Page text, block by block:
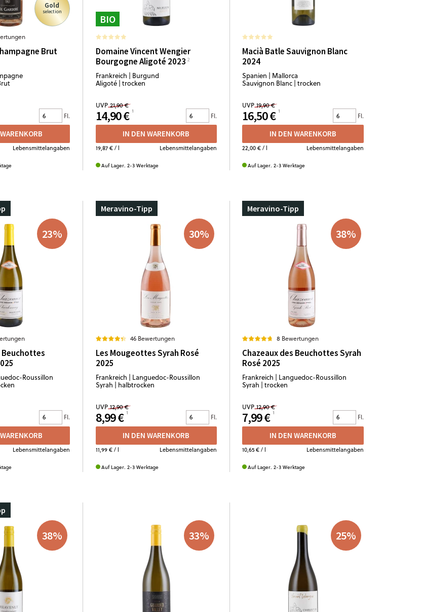
Gold
selection
Brut
Fl.
Lebensmittelangaben
BIO
Domaine Vincent Wengier
Bourgogne Aligoté 2023
Frankreich | Burgund
Aligoté | trocken
UVP 21,90 €
14,90 € Fl.
IN DEN WARENKORB
19,87 €/ l Lebensmittelangaben
Auf Lager. 2-3 Werktage
Macià Batle Sauvignon Blanc
2024
Spanien | Mallorca
Sauvignon Blanc | trocken
UVP 19,90 €
16,50 € Fl.
IN DEN WARENKORB
22,00 €/ l Lebensmittelangaben
Auf Lager. 2-3 Werktage
23%
Beuchottes
Roussillon
Fl.
Lebensmittelangaben
Meravino-Tipp
30%
46 Bewertungen
Les Mougeottes Syrah Rosé
2025
Frankreich | Languedoc-Roussillon
Syrah | halbtrocken
UVP 12,90 €
8,99 € Fl.
IN DEN WARENKORB
11,99 €/ l Lebensmittelangaben
Auf Lager. 2-3 Werktage
Meravino-Tipp
38%
8 Bewertungen
Chazeaux des Beuchottes Syrah
Rosé 2025
Frankreich | Languedoc-Roussillon
Syrah | trocken
UVP 12,90 €
7,99 € Fl.
IN DEN WARENKORB
10,65 €/ l Lebensmittelangaben
Auf Lager. 2-3 Werktage
38% 33% 25%